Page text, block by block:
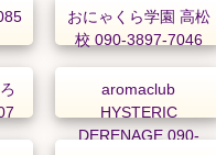
2888
おにゃくら学園 高松
校 090-3897-7046
aromaclub
HYSTERIC
DERENAGE 090-